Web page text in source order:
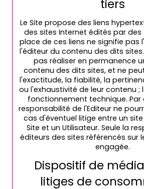
tiers
Le Site propose des liens
des sites Internet édités par des
place de ces liens ne signifie
l'éditeur du contenu des dits
pas réaliser en permanence
contenu des dits sites, et ne
l'exactitude, la fiabilité, la
ou l'exhaustivité de leur contenu ;
fonctionnement technique. Par
responsabilité de l'Editeur ne
cas d'éventuel litige entre un
Site et un Utilisateur. Seule la
éditeurs des sites référencés sur
engagée.
Dispositif de
litiges de